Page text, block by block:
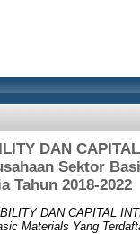
DAN
Sektor
Tahun 2018-2022
DAN CAPITAL
Materials Yang